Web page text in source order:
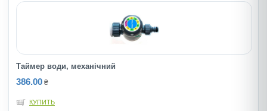
Таймер води, механічний
386.00 ₴
КУПИТЬ